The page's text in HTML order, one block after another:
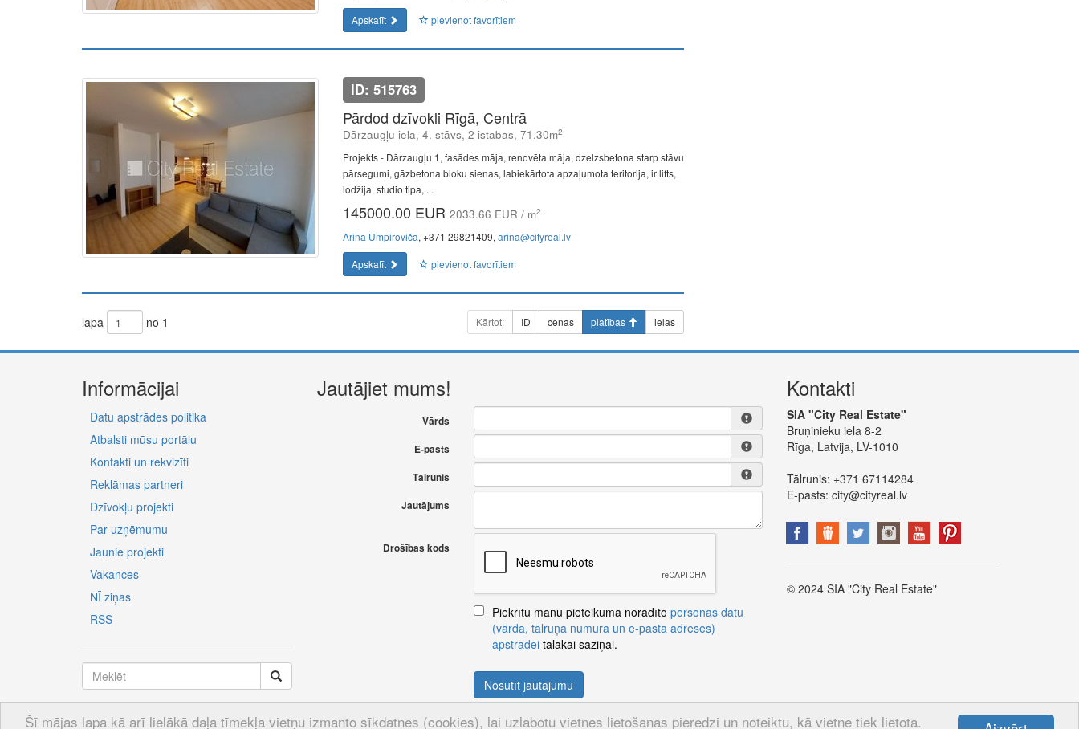
Šī mājas lapa kā arī lielākā daļa tīmekļa vietņu izmanto sīkdatnes (cookies), lai uzlabotu vietnes lietošanas pieredzi un noteiktu, kā vietne tiek lietota.
Apskatīt
pievienot favorītiem
ID: 515763
Pārdod dzīvokli Rīgā, Centrā
Dārzaugļu iela, 4. stāvs, 2 istabas, 71.30m2
Projekts - Dārzaugļu 1, fasādes māja, renovēta māja, dzelzsbetona starp stāvu
pārsegumi, gāzbetona bloku sienas, labiekārtota apzaļumota teritorija, ir lifts,
lodžija, studio tipa, ...
145000.00 EUR 2033.66 EUR / m2
Arina Umpiroviča, +371 29821409, arina@cityreal.lv
Apskatīt
pievienot favorītiem
lapa no 1 Kārtot: ID cenas platības ielas
Informācijai
Datu apstrādes politika
Atbalsti mūsu portālu
Kontakti un rekvizīti
Reklāmas partneri
Dzīvokļu projekti
Par uzņēmumu
Jaunie projekti
Vakances
NĪ ziņas
RSS
Jautājiet mums!
Vārds
E-pasts
Tālrunis
Jautājums
Drošības kods
Piekrītu manu pieteikumā norādīto personas datu
(vārda, tālruņa numura un e-pasta adreses)
apstrādeitālākai saziņai.
Nosūtīt jautājumu
Kontakti
SIA "City Real Estate"
Bruņinieku iela 8-2
Rīga, Latvija, LV-1010
Tālrunis: +371 67114284
E-pasts: city@cityreal.lv
© 2024 SIA "City Real Estate"